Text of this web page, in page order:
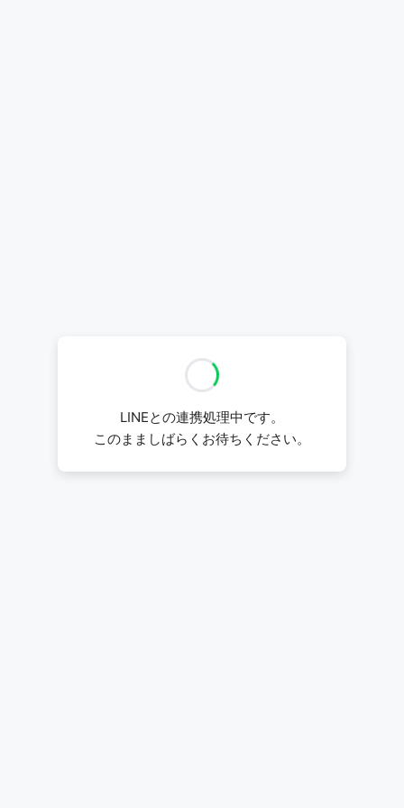
LINEとの連携処理中です。
このまましばらくお待ちください。